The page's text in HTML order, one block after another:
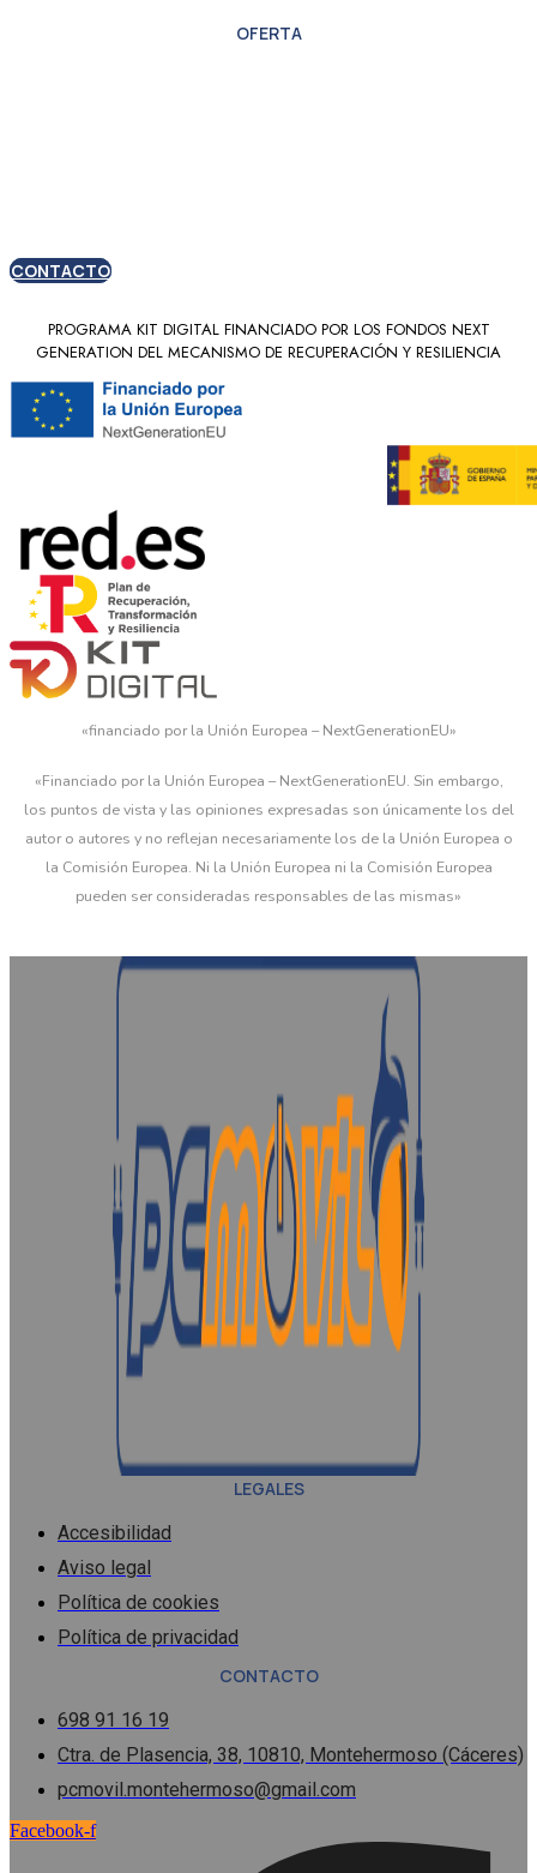
OFERTA
CONTACTO
PROGRAMA KIT DIGITAL FINANCIADO POR LOS FONDOS NEXT
GENERATION DEL MECANISMO DE RECUPERACIÓN Y RESILIENCIA
«financiado por la Unión Europea – NextGenerationEU»
«Financiado por la Unión Europea – NextGenerationEU. Sin embargo,
los puntos de vista y las opiniones expresadas son únicamente los del
autor o autores y no reflejan necesariamente los de la Unión Europea o
la Comisión Europea. Ni la Unión Europea ni la Comisión Europea
pueden ser consideradas responsables de las mismas»
LEGALES
Accesibilidad
Aviso legal
Política de cookies
Política de privacidad
CONTACTO
698 91 16 19
Ctra. de Plasencia, 38, 10810, Montehermoso (Cáceres)
pcmovil.montehermoso@gmail.com
Facebook-f